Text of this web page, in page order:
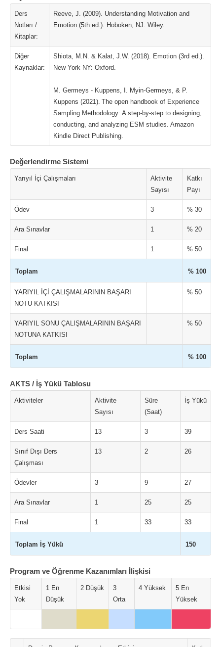
Ders
Notları /
Kitaplar:
Reeve, J. (2009). Understanding Motivation and
Emotion (5th ed.). Hoboken, NJ: Wiley.
Diğer
Kaynaklar:
Shiota, M.N. & Kalat, J.W. (2018). Emotion (3rd ed.).
New York NY: Oxford.
M. Germeys - Kuppens, I. Myin-Germeys, & P.
Kuppens (2021). The open handbook of Experience
Sampling Methodology: A step-by-step to designing,
conducting, and analyzing ESM studies. Amazon
Kindle Direct Publishing.
Değerlendirme Sistemi
Yarıyıl İçi Çalışmaları
Aktivite
Sayısı
Katkı
Payı
Ödev 3 % 30
Ara Sınavlar 1 % 20
Final 1 % 50
Toplam % 100
YARIYIL İÇİ ÇALIŞMALARININ BAŞARI
NOTU KATKISI
% 50
YARIYIL SONU ÇALIŞMALARININ BAŞARI
NOTUNA KATKISI
% 50
Toplam % 100
AKTS / İş Yükü Tablosu
Aktiviteler
Aktivite
Sayısı
Süre
(Saat)
İş Yükü
Ders Saati 13 3 39
Sınıf Dışı Ders
Çalışması
13 2 26
Ödevler 3 9 27
Ara Sınavlar 1 25 25
Final 1 33 33
Toplam İş Yükü 150
Program ve Öğrenme Kazanımları İlişkisi
Etkisi
Yok
1 En
Düşük
2 Düşük
3
Orta
4 Yüksek
5 En
Yüksek